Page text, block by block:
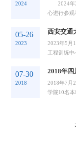
2024
2024年2
心进行参观
05-26
2023
西安交通
2023年5月
工程训练中
07-30
2018
2018年四
2018年7月
学院10名本